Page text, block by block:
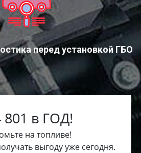
перед установкой ГБО
801 в ГОД!
на топливе!
выгоду уже сегодня.